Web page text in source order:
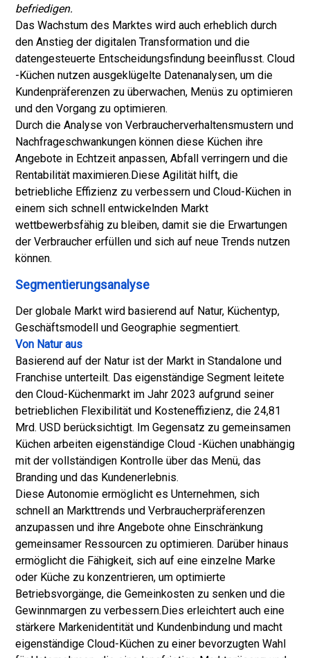
befriedigen.
Das Wachstum des Marktes wird auch erheblich durch
den Anstieg der digitalen Transformation und die
datengesteuerte Entscheidungsfindung beeinflusst. Cloud
-Küchen nutzen ausgeklügelte Datenanalysen, um die
Kundenpräferenzen zu überwachen, Menüs zu optimieren
und den Vorgang zu optimieren.
Durch die Analyse von Verbraucherverhaltensmustern und
Nachfrageschwankungen können diese Küchen ihre
Angebote in Echtzeit anpassen, Abfall verringern und die
Rentabilität maximieren.Diese Agilität hilft, die
betriebliche Effizienz zu verbessern und Cloud-Küchen in
einem sich schnell entwickelnden Markt
wettbewerbsfähig zu bleiben, damit sie die Erwartungen
der Verbraucher erfüllen und sich auf neue Trends nutzen
können.
Segmentierungsanalyse
Der globale Markt wird basierend auf Natur, Küchentyp,
Geschäftsmodell und Geographie segmentiert.
Von Natur aus
Basierend auf der Natur ist der Markt in Standalone und
Franchise unterteilt. Das eigenständige Segment leitete
den Cloud-Küchenmarkt im Jahr 2023 aufgrund seiner
betrieblichen Flexibilität und Kosteneffizienz, die 24,81
Mrd. USD berücksichtigt. Im Gegensatz zu gemeinsamen
Küchen arbeiten eigenständige Cloud -Küchen unabhängig
mit der vollständigen Kontrolle über das Menü, das
Branding und das Kundenerlebnis.
Diese Autonomie ermöglicht es Unternehmen, sich
schnell an Markttrends und Verbraucherpräferenzen
anzupassen und ihre Angebote ohne Einschränkung
gemeinsamer Ressourcen zu optimieren. Darüber hinaus
ermöglicht die Fähigkeit, sich auf eine einzelne Marke
oder Küche zu konzentrieren, um optimierte
Betriebsvorgänge, die Gemeinkosten zu senken und die
Gewinnmargen zu verbessern.Dies erleichtert auch eine
stärkere Markenidentität und Kundenbindung und macht
eigenständige Cloud-Küchen zu einer bevorzugten Wahl